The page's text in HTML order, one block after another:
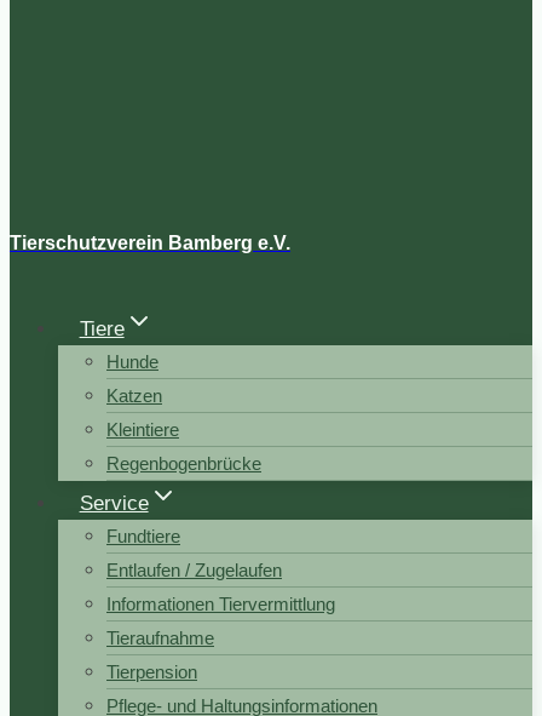
Tierschutzverein Bamberg e.V.
Tiere
Hunde
Katzen
Kleintiere
Regenbogenbrücke
Service
Fundtiere
Entlaufen / Zugelaufen
Informationen Tiervermittlung
Tieraufnahme
Tierpension
Pflege- und Haltungsinformationen